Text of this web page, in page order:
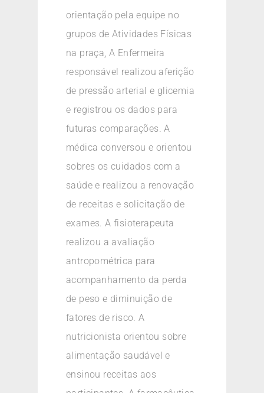
orientação pela equipe no
grupos de Atividades Físicas
na praça, A Enfermeira
responsável realizou aferição
de pressão arterial e glicemia
e registrou os dados para
futuras comparações. A
médica conversou e orientou
sobres os cuidados com a
saúde e realizou a renovação
de receitas e solicitação de
exames. A fisioterapeuta
realizou a avaliação
antropométrica para
acompanhamento da perda
de peso e diminuição de
fatores de risco. A
nutricionista orientou sobre
alimentação saudável e
ensinou receitas aos